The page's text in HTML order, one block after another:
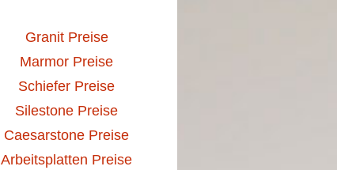
Granit Preise
Marmor Preise
Schiefer Preise
Silestone Preise
Caesarstone Preise
Arbeitsplatten Preise